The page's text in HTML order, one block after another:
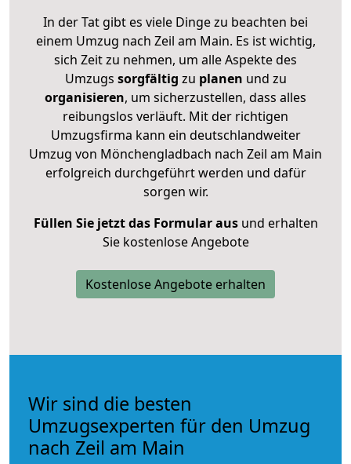
In der Tat gibt es viele Dinge zu beachten bei
einem Umzug nach Zeil am Main. Es ist wichtig,
sich Zeit zu nehmen, um alle Aspekte des
Umzugs sorgfältig zu planen und zu
organisieren, um sicherzustellen, dass alles
reibungslos verläuft. Mit der richtigen
Umzugsfirma kann ein deutschlandweiter
Umzug von Mönchengladbach nach Zeil am Main
erfolgreich durchgeführt werden und dafür
sorgen wir.
Füllen Sie jetzt das Formular ausund erhalten
Sie kostenlose Angebote
Kostenlose Angebote erhalten
Wir sind die besten
Umzugsexperten für den Umzug
nach Zeil am Main